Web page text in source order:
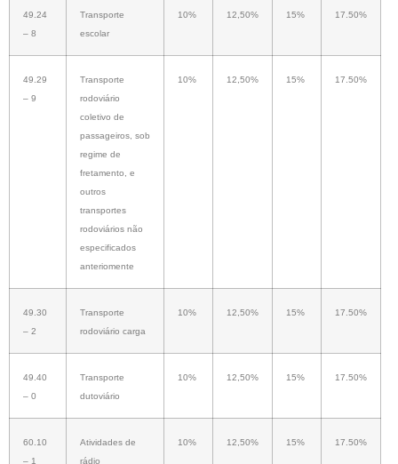
49.24
– 8
Transporte
escolar
10% 12,50% 15% 17.50%
49.29
– 9
Transporte
rodoviário
coletivo de
passageiros, sob
regime de
fretamento, e
outros
transportes
rodoviários não
especificados
anteriomente
10% 12,50% 15% 17.50%
49.30
– 2
Transporte
rodoviário carga
10% 12,50% 15% 17.50%
49.40
– 0
Transporte
dutoviário
10% 12,50% 15% 17.50%
60.10
– 1
Atividades de
rádio
10% 12,50% 15% 17.50%